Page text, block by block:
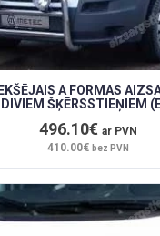
A FORMAS
DIVIEM ŠĶĒRSSTIEŅIEM
496.10€ ar PVN
410.00€ bez PVN